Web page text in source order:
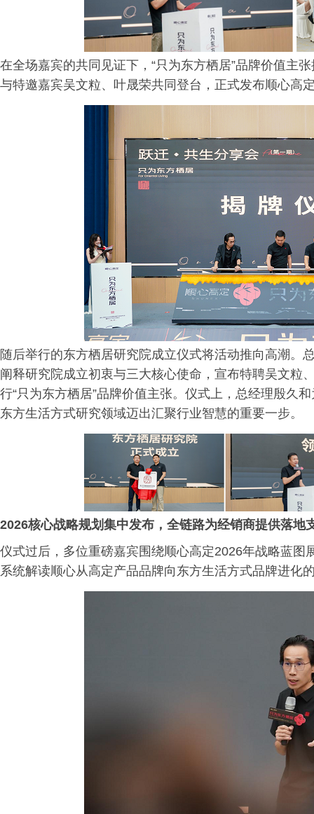
在全场嘉宾的共同见证下，“只为东方栖居”品牌价值主
与特邀嘉宾吴文粒、叶晟荣共同登台，正式发布顺心高
随后举行的东方栖居研究院成立仪式将活动推向高潮。
阐释研究院成立初衷与三大核心使命，宣布特聘吴文粒
行“只为东方栖居”品牌价值主张。仪式上，总经理殷久
东方生活方式研究领域迈出汇聚行业智慧的重要一步。
2026核心战略规划集中发布，全链路为经销商提供落地
仪式过后，多位重磅嘉宾围绕顺心高定2026年战略蓝图
系统解读顺心从高定产品品牌向东方生活方式品牌进化